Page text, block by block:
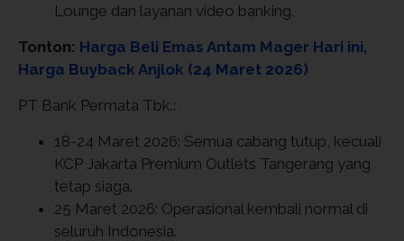
Lounge dan layanan video banking.
Tonton: Harga Beli Emas Antam Mager Hari ini,
Harga Buyback Anjlok (24 Maret 2026)
PT Bank Permata Tbk.:
18-24 Maret 2026: Semua cabang tutup, kecuali
KCP Jakarta Premium Outlets Tangerang yang
tetap siaga.
25 Maret 2026: Operasional kembali normal di
seluruh Indonesia.